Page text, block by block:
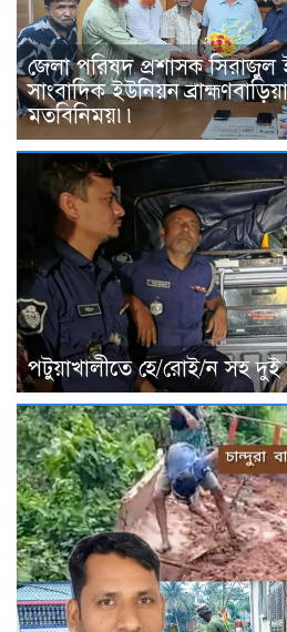
জেলা পরিষদ প্রশাসক সিরাজুল
সাংবাদিক ইউনিয়ন
মতবিনিময়৷৷
পটুয়াখালীতে হে/রোই/ন সহ